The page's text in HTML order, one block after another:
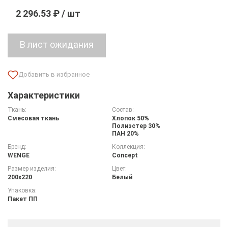
2 296.53 ₽ / шт
Характеристики
Ткань:
Смесовая ткань
Состав:
Хлопок 50%
Полиэстер 30%
ПАН 20%
Бренд:
WENGE
Коллекция:
Concept
Размер изделия:
200х220
Цвет:
Белый
Упаковка:
Пакет ПП